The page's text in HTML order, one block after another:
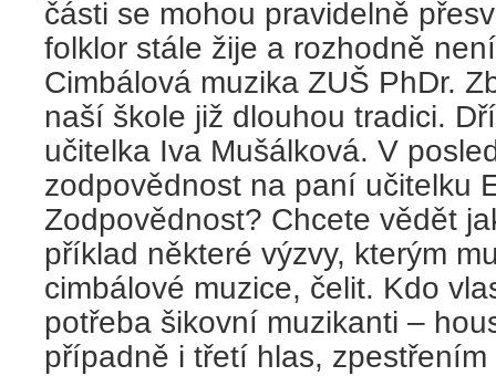
části se mohou pravidelně
folklor stále žije a rozhodně
Cimbálová muzika ZUŠ PhDr.
naší škole již dlouhou tradici.
učitelka Iva Mušálková. V
zodpovědnost na paní učitelku
Zodpovědnost? Chcete vědět
příklad některé výzvy, kterým
cimbálové muzice, čelit. Kdo
potřeba šikovní muzikanti –
případně i třetí hlas,